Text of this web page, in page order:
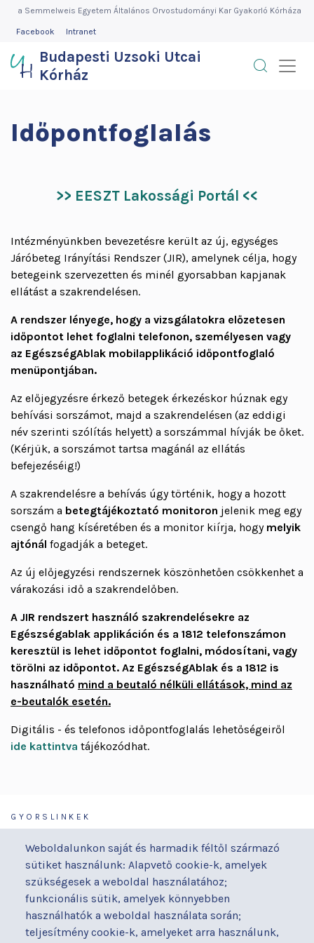
Budapesti
Uzsoki
Utcai
Ugrása Semmelweis Egyetem Általános Orvostudományi Kar Gyakorló Kórháza
Weboldalunkon saját és harmadik féltől származó
sütiket használunk: Alapvető cookie-k, amelyek
szükségesek a weboldal használatához;
funkcionális sütik, amelyek könnyebben
használhatók a weboldal használata során;
teljesítmény cookie-k, amelyeket arra használunk,
MENÜ
Facebook Intranet
Budapesti Uzsoki Utcai
Kórház
Időpontfoglalás
>> EESZT Lakossági Portál <<
Intézményünkben bevezetésre került az új, egységes
Járóbeteg Irányítási Rendszer (JIR), amelynek célja, hogy
betegeink szervezetten és minél gyorsabban kapjanak
ellátást a szakrendelésen.
A rendszer lényege, hogy a vizsgálatokra előzetesen
időpontot lehet foglalni telefonon, személyesen vagy
az EgészségAblak mobilapplikáció időpontfoglaló
menüpontjában.
Az előjegyzésre érkező betegek érkezéskor húznak egy
behívási sorszámot, majd a szakrendelésen (az eddigi
név szerinti szólítás helyett) a sorszámmal hívják be őket.
(Kérjük, a sorszámot tartsa magánál az ellátás
befejezéséig!)
A szakrendelésre a behívás úgy történik, hogy a hozott
sorszám a betegtájékoztató monitoron jelenik meg egy
csengő hang kíséretében és a monitor kiírja, hogy melyik
ajtónál fogadják a beteget.
Az új előjegyzési rendszernek köszönhetően csökkenhet a
várakozási idő a szakrendelőben.
A JIR rendszert használó szakrendelésekre az
Egészségablak applikáción és a 1812 telefonszámon
keresztül is lehet időpontot foglalni, módosítani, vagy
törölni az időpontot. Az EgészségAblak és a 1812 is
használható mind a beutaló nélküli ellátások, mind az
e-beutalók esetén.
Digitális - és telefonos időpontfoglalás lehetőségeiről
ide kattintva tájékozódhat.
GYORSLINKEK
Orvosaink
Osztályaink
Kapcsolat
Akadálymentesítési
nyilatkozat
Gyermekmegőrző
Házirend
Hírek
Parkolás
Térítéses ellátás